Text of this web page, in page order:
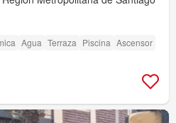
Agua Terraza Piscina Ascensor